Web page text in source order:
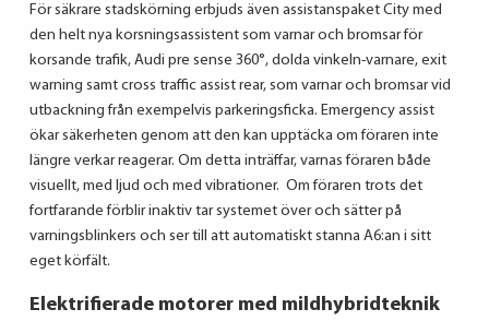
För säkrare stadskörning erbjuds även assistanspaket City med
den helt nya korsningsassistent som varnar och bromsar för
korsande trafik, Audi pre sense 360°, dolda vinkeln-varnare, exit
warning samt cross traffic assist rear, som varnar och bromsar vid
utbackning från exempelvis parkeringsficka. Emergency assist
ökar säkerheten genom att den kan upptäcka om föraren inte
längre verkar reagerar. Om detta inträffar, varnas föraren både
visuellt, med ljud och med vibrationer. Om föraren trots det
fortfarande förblir inaktiv tar systemet över och sätter på
varningsblinkers och ser till att automatiskt stanna A6:an i sitt
eget körfält.
Elektrifierade motorer med mildhybridteknik